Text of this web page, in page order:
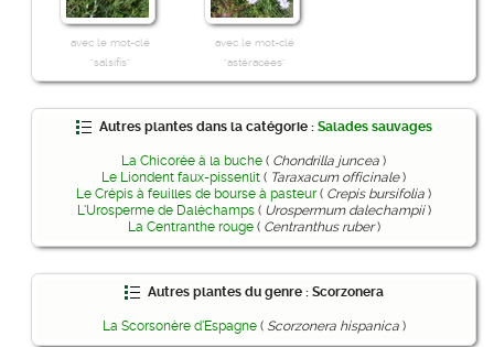
avec le mot-clé
"salsifis"
avec le mot-clé
"astéracées"
Autres plantes dans la catégorie : Salades sauvages
La Chicorée à la buche ( Chondrilla juncea )
Le Liondent faux-pissenlit ( Taraxacum officinale)
Le Crépis à feuilles de bourse à pasteur ( Crepis bursifolia )
L'Urosperme de Daléchamps( Urospermum dalechampii)
La Centranthe rouge( Centranthus ruber)
Autres plantes du genre : Scorzonera
La Scorsonère d'Espagne( Scorzonera hispanica)